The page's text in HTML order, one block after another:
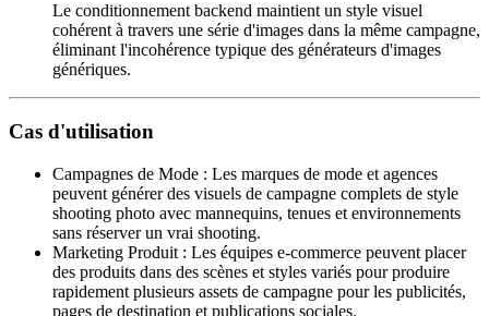
Le conditionnement backend maintient un style visuel
cohérent à travers une série d'images dans la même campagne,
éliminant l'incohérence typique des générateurs d'images
génériques.
Cas d'utilisation
Campagnes de Mode : Les marques de mode et agences
peuvent générer des visuels de campagne complets de style
shooting photo avec mannequins, tenues et environnements
sans réserver un vrai shooting.
Marketing Produit : Les équipes e-commerce peuvent placer
des produits dans des scènes et styles variés pour produire
rapidement plusieurs assets de campagne pour les publicités,
pages de destination et publications sociales.